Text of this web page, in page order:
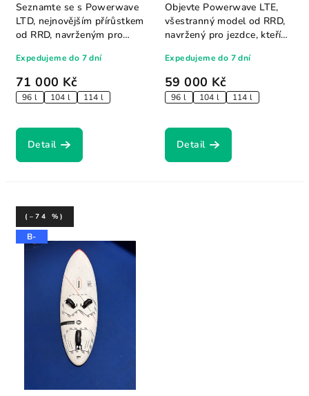
71 000 Kč
96 l 104 l 114 l
Expedujeme do 7 dní
Detail
Seznamte se s Powerwave
LTD, nejnovějším přírůstkem
od RRD, navrženým pro
59 000 Kč
96 l 104 l 114 l
Expedujeme do 7 dní
Detail
Objevte Powerwave LTE,
všestranný model od RRD,
navržený pro jezdce, kteří
B-
(–74 %)